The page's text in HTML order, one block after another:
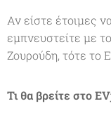
Αν είστε έτοιμες
εμπνευστείτε με
Ζουρούδη, τότε το
Τι θα βρείτε στο